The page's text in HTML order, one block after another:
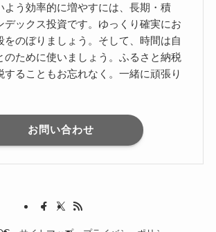
よう効率的に増やすには、長期・積
デックス投資です。ゆっくり確実にお
をのぼりましょう。そして、時間は自
のために使いましょう。ふるさと納税
することもお忘れなく。一緒に頑張り
お問い合わせ